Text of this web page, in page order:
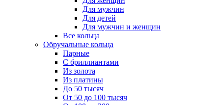
Для мужчин
Для детей
Для мужчин и женщин
Все кольца
Обручальные кольца
Парные
С бриллиантами
Из золота
Из платины
До 50 тысяч
От 50 до 100 тысяч